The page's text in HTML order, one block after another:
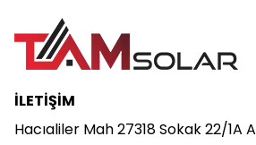
İLETİŞİM
Hacıaliler Mah 27318 Sokak 22/1A